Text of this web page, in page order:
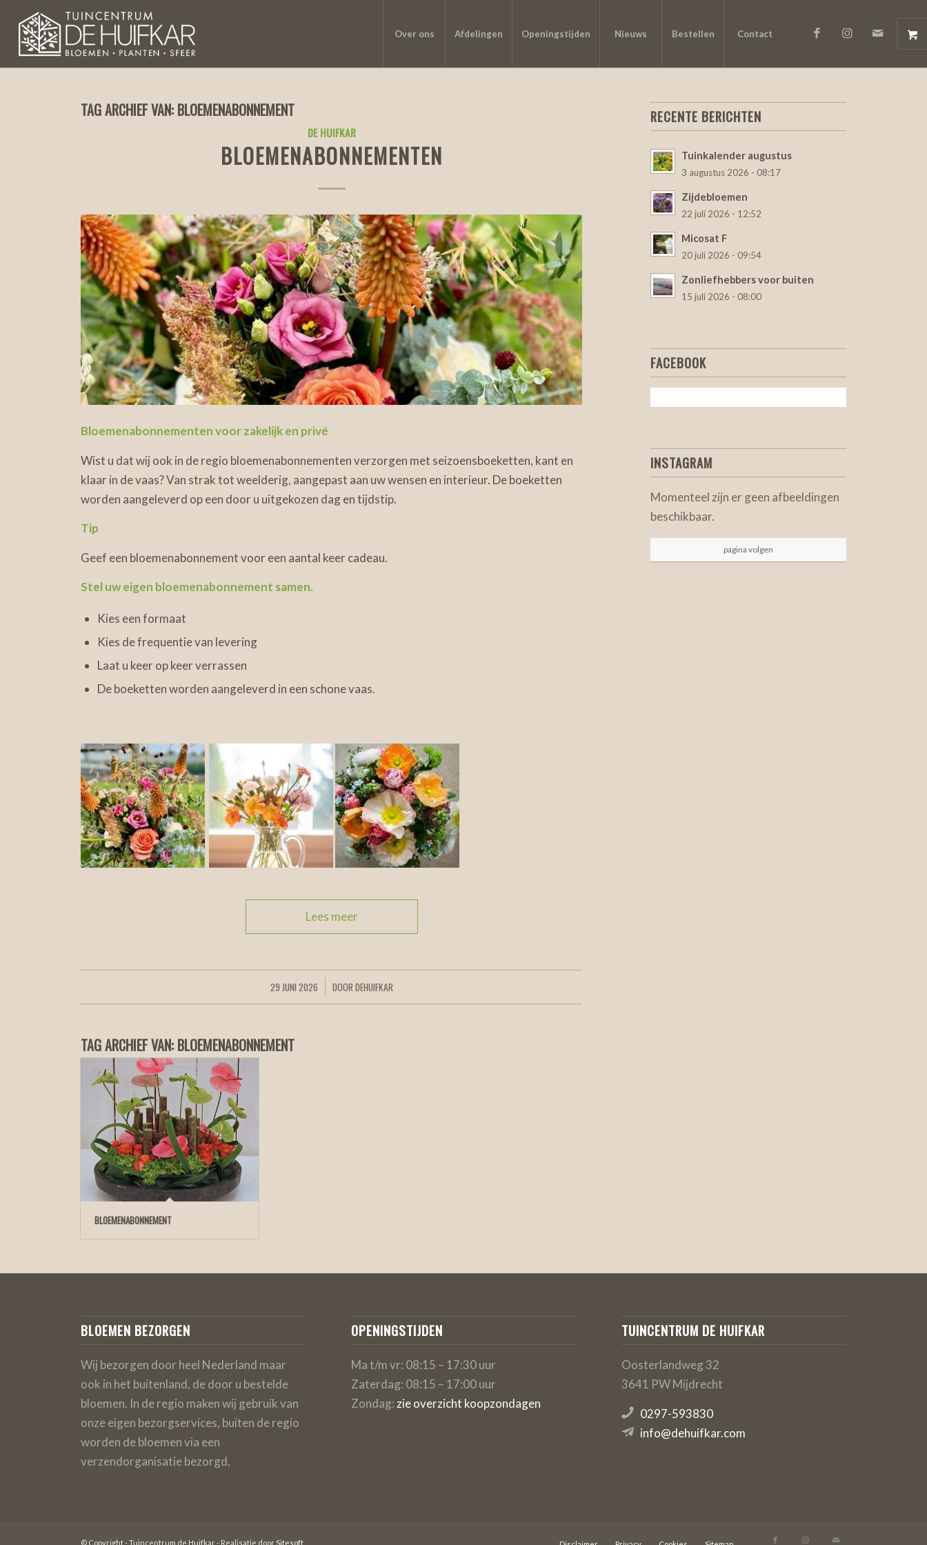
Over ons Afdelingen Openingstijden Nieuws Bestellen Contact
TAG ARCHIEF VAN: BLOEMENABONNEMENT
DE HUIFKAR
BLOEMENABONNEMENTEN
Bloemenabonnementen voor zakelijk en privé
Wist u dat wij ook in de regio bloemenabonnementen verzorgen met seizoensboeketten, kant en
klaar in de vaas? Van strak tot weelderig, aangepast aan uw wensen en interieur. De boeketten
worden aangeleverd op een door u uitgekozen dag en tijdstip.
Tip
Geef een bloemenabonnement voor een aantal keer cadeau.
Stel uw eigen bloemenabonnement samen.
Kies een formaat
Kies de frequentie van levering
Laat u keer op keer verrassen
De boeketten worden aangeleverd in een schone vaas.
Lees meer
29 JUNI 2026
/ DOORDEHUIFKAR
TAG ARCHIEF VAN: BLOEMENABONNEMENT
BLOEMENABONNEMENT
RECENTE BERICHTEN
Tuinkalender augustus
3 augustus 2026 - 08:17
Zijdebloemen
22 juli 2026 - 12:52
Micosat F
20 juli 2026 - 09:54
Zonliefhebbers voor buiten
15 juli 2026 - 08:00
FACEBOOK
INSTAGRAM
Momenteel zijn er geen afbeeldingen
beschikbaar.
pagina volgen
BLOEMEN BEZORGEN
Wij bezorgen door heel Nederland maar
ook in het buitenland, de door u bestelde
bloemen. In de regio maken wij gebruik van
onze eigen bezorgservices, buiten de regio
worden de bloemen via een
verzendorganisatie bezorgd.
OPENINGSTIJDEN
Ma t/m vr: 08:15 – 17:30 uur
Zaterdag: 08:15 – 17:00 uur
Zondag: zie overzicht koopzondagen
TUINCENTRUM DE HUIFKAR
Oosterlandweg 32
3641 PW Mijdrecht
0297-593830
info@dehuifkar.com
© Copyright - Tuincentrum de Huifkar - Realisatie door Sitesoft